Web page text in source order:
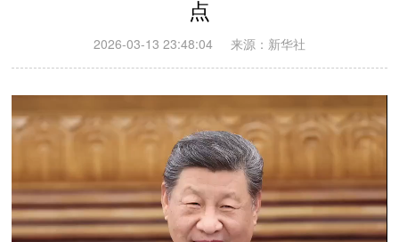
点
2026-03-13 23:48:04 来源：新华社